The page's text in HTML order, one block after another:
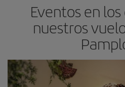
Eventos en
nuestros